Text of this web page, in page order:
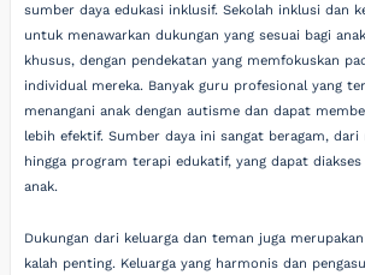
sumber daya edukasi inklusif. Sekolah inklusi dan
untuk menawarkan dukungan yang sesuai bagi
khusus, dengan pendekatan yang memfokuskan
individual mereka. Banyak guru profesional yang
menangani anak dengan autisme dan dapat
lebih efektif. Sumber daya ini sangat beragam, dari
hingga program terapi edukatif, yang dapat
anak.
Dukungan dari keluarga dan teman juga
kalah penting. Keluarga yang harmonis dan